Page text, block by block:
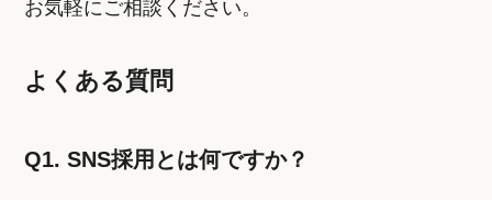
お気軽にご相談ください。
よくある質問
Q1. SNS採用とは何ですか？